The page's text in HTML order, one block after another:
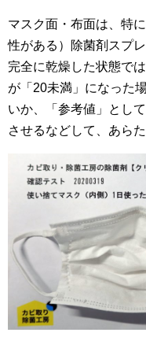
マスク面・布面は、特
性がある）除菌剤スプ
完全に乾燥した状態で
が「20未満」になった
いか、「参考値」とし
させるなどして、あら